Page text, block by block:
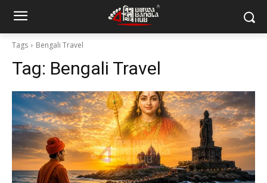
Tags Bengali Travel
Tag: Bengali Travel